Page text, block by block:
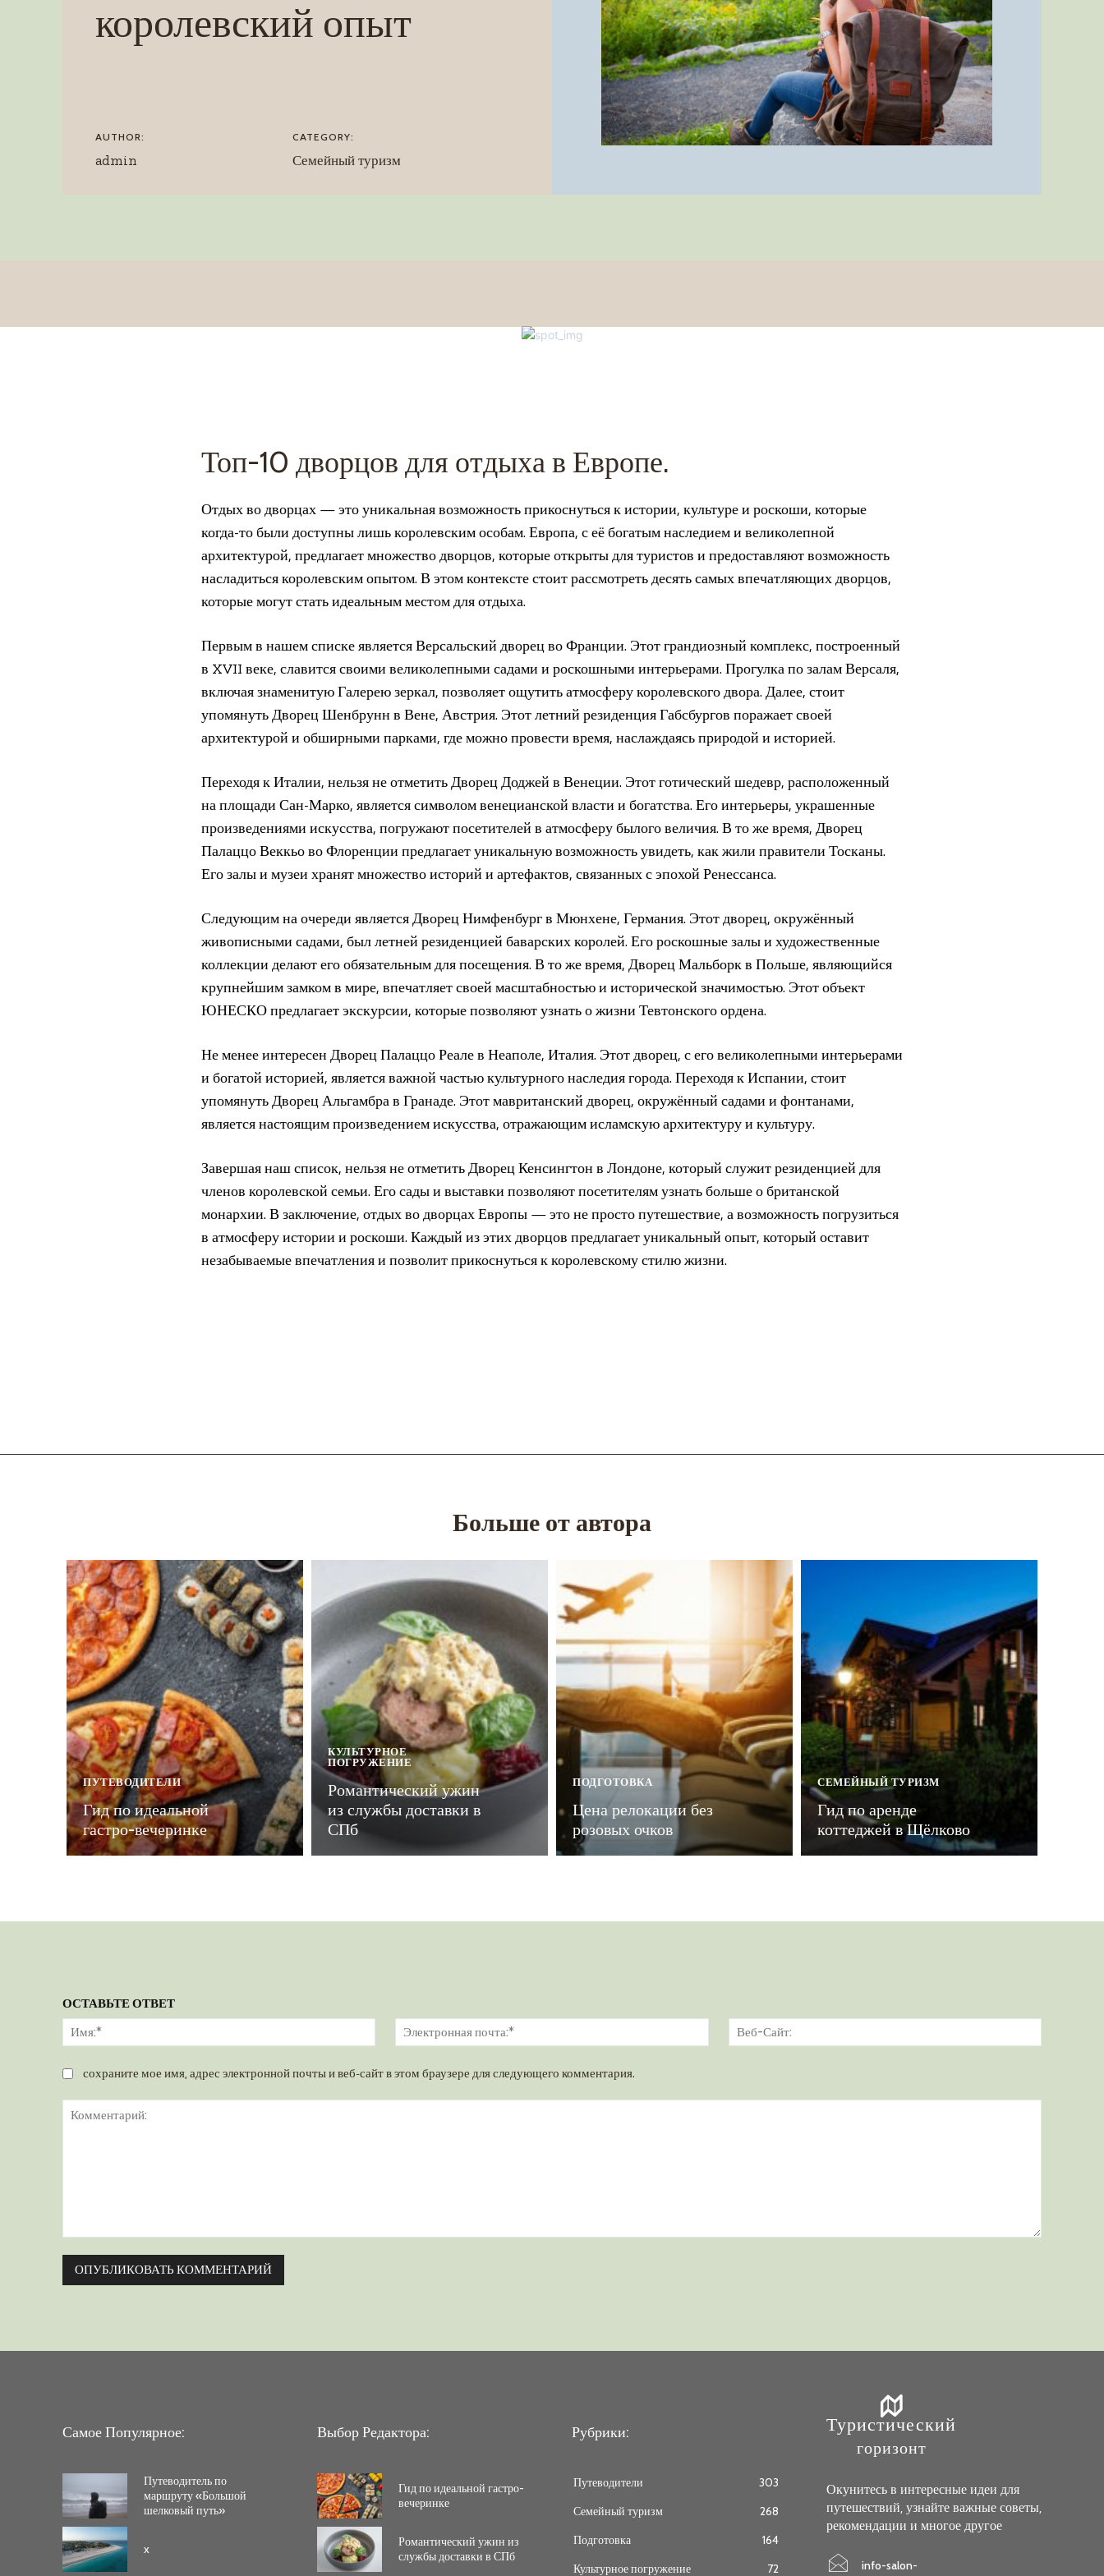
королевский опыт
AUTHOR:
admin
CATEGORY:
Семейный туризм
Топ-10 дворцов для отдыха в Европе.
Отдых во дворцах — это уникальная возможность прикоснуться к истории, культуре и роскоши, которые
когда-то были доступны лишь королевским особам. Европа, с её богатым наследием и великолепной
архитектурой, предлагает множество дворцов, которые открыты для туристов и предоставляют возможность
насладиться королевским опытом. В этом контексте стоит рассмотреть десять самых впечатляющих дворцов,
которые могут стать идеальным местом для отдыха.
Первым в нашем списке является Версальский дворец во Франции. Этот грандиозный комплекс, построенный
в XVII веке, славится своими великолепными садами и роскошными интерьерами. Прогулка по залам Версаля,
включая знаменитую Галерею зеркал, позволяет ощутить атмосферу королевского двора. Далее, стоит
упомянуть Дворец Шенбрунн в Вене, Австрия. Этот летний резиденция Габсбургов поражает своей
архитектурой и обширными парками, где можно провести время, наслаждаясь природой и историей.
Переходя к Италии, нельзя не отметить Дворец Доджей в Венеции. Этот готический шедевр, расположенный
на площади Сан-Марко, является символом венецианской власти и богатства. Его интерьеры, украшенные
произведениями искусства, погружают посетителей в атмосферу былого величия. В то же время, Дворец
Палаццо Веккьо во Флоренции предлагает уникальную возможность увидеть, как жили правители Тосканы.
Его залы и музеи хранят множество историй и артефактов, связанных с эпохой Ренессанса.
Следующим на очереди является Дворец Нимфенбург в Мюнхене, Германия. Этот дворец, окружённый
живописными садами, был летней резиденцией баварских королей. Его роскошные залы и художественные
коллекции делают его обязательным для посещения. В то же время, Дворец Мальборк в Польше, являющийся
крупнейшим замком в мире, впечатляет своей масштабностью и исторической значимостью. Этот объект
ЮНЕСКО предлагает экскурсии, которые позволяют узнать о жизни Тевтонского ордена.
Не менее интересен Дворец Палаццо Реале в Неаполе, Италия. Этот дворец, с его великолепными интерьерами
и богатой историей, является важной частью культурного наследия города. Переходя к Испании, стоит
упомянуть Дворец Альгамбра в Гранаде. Этот мавританский дворец, окружённый садами и фонтанами,
является настоящим произведением искусства, отражающим исламскую архитектуру и культуру.
Завершая наш список, нельзя не отметить Дворец Кенсингтон в Лондоне, который служит резиденцией для
членов королевской семьи. Его сады и выставки позволяют посетителям узнать больше о британской
монархии. В заключение, отдых во дворцах Европы — это не просто путешествие, а возможность погрузиться
в атмосферу истории и роскоши. Каждый из этих дворцов предлагает уникальный опыт, который оставит
незабываемые впечатления и позволит прикоснуться к королевскому стилю жизни.
Больше от автора
ПУТЕВОДИТЕЛИ
Гид по идеальной
гастро-вечеринке
КУЛЬТУРНОЕ
ПОГРУЖЕНИЕ
Романтический ужин
из службы доставки в
СПб
ПОДГОТОВКА
Цена релокации без
розовых очков
СЕМЕЙНЫЙ ТУРИЗМ
Гид по аренде
коттеджей в Щёлково
ОСТАВЬТЕ ОТВЕТ
Имя:*
Электронная
почта:*
Сайт:
сохраните мое имя, адрес электронной почты и веб-сайт в этом браузере для следующего комментария.
Самое Популярное:
Путеводитель по
маршруту «Большой
шелковый путь»
x
Выбор Редактора:
Гид по идеальной гастро-
вечеринке
Романтический ужин из
службы доставки в СПб
Рубрики:
Путеводители
303
Семейный туризм
268
Подготовка
164
Культурное погружение
72
Туристический
горизонт
Окунитесь в интересные идеи для
путешествий, узнайте важные советы,
рекомендации и многое другое
info-salon-